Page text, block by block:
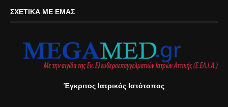
ΣΧΕΤΙΚΆ ΜΕ ΕΜΆΣ
Έγκριτος Ιατρικός Ιστότοπος